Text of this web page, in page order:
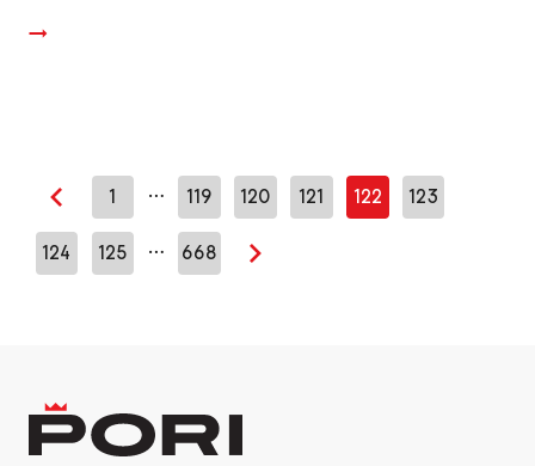
Edellinen sivu
1 … 119 120 121 122 123
124 125 … 668
Seuraava sivu